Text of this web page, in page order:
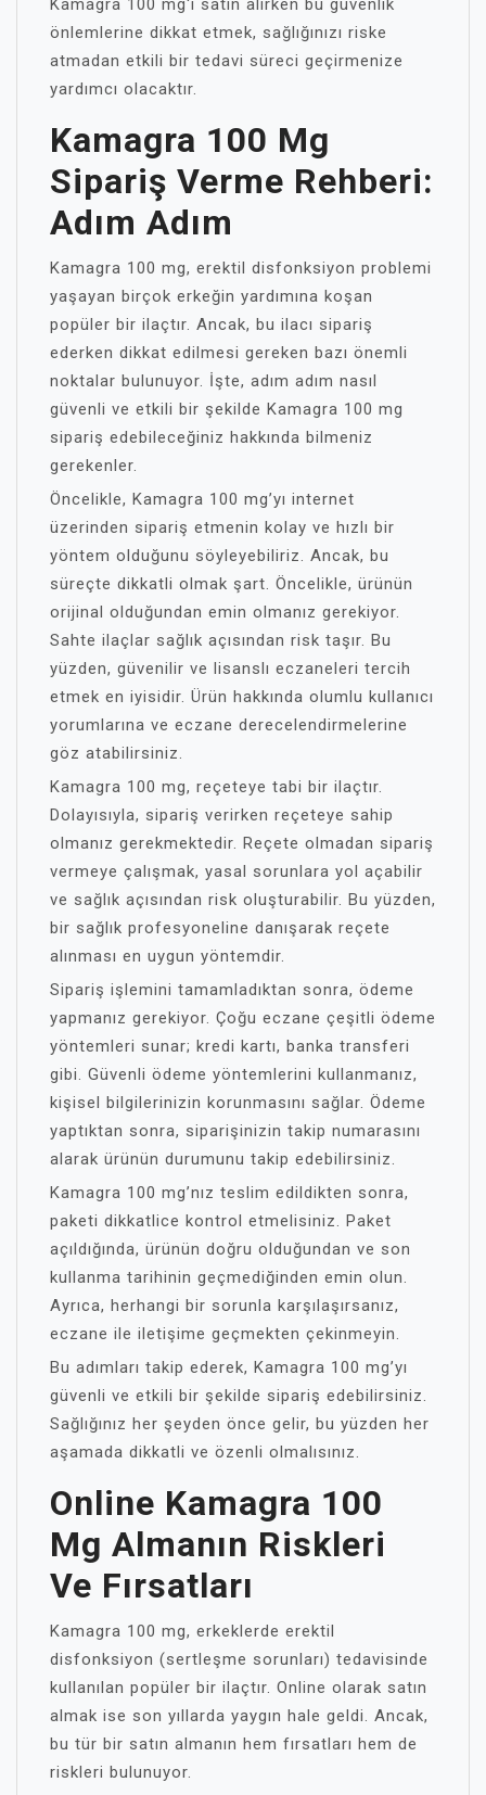
Kamagra 100 mg'ı satın alırken bu güvenlik
önlemlerine dikkat etmek, sağlığınızı riske
atmadan etkili bir tedavi süreci geçirmenize
yardımcı olacaktır.
Kamagra 100 Mg
Sipariş Verme Rehberi:
Adım Adım
Kamagra 100 mg, erektil disfonksiyon problemi
yaşayan birçok erkeğin yardımına koşan
popüler bir ilaçtır. Ancak, bu ilacı sipariş
ederken dikkat edilmesi gereken bazı önemli
noktalar bulunuyor. İşte, adım adım nasıl
güvenli ve etkili bir şekilde Kamagra 100 mg
sipariş edebileceğiniz hakkında bilmeniz
gerekenler.
Öncelikle, Kamagra 100 mg’yı internet
üzerinden sipariş etmenin kolay ve hızlı bir
yöntem olduğunu söyleyebiliriz. Ancak, bu
süreçte dikkatli olmak şart. Öncelikle, ürünün
orijinal olduğundan emin olmanız gerekiyor.
Sahte ilaçlar sağlık açısından risk taşır. Bu
yüzden, güvenilir ve lisanslı eczaneleri tercih
etmek en iyisidir. Ürün hakkında olumlu kullanıcı
yorumlarına ve eczane derecelendirmelerine
göz atabilirsiniz.
Kamagra 100 mg, reçeteye tabi bir ilaçtır.
Dolayısıyla, sipariş verirken reçeteye sahip
olmanız gerekmektedir. Reçete olmadan sipariş
vermeye çalışmak, yasal sorunlara yol açabilir
ve sağlık açısından risk oluşturabilir. Bu yüzden,
bir sağlık profesyoneline danışarak reçete
alınması en uygun yöntemdir.
Sipariş işlemini tamamladıktan sonra, ödeme
yapmanız gerekiyor. Çoğu eczane çeşitli ödeme
yöntemleri sunar; kredi kartı, banka transferi
gibi. Güvenli ödeme yöntemlerini kullanmanız,
kişisel bilgilerinizin korunmasını sağlar. Ödeme
yaptıktan sonra, siparişinizin takip numarasını
alarak ürünün durumunu takip edebilirsiniz.
Kamagra 100 mg’nız teslim edildikten sonra,
paketi dikkatlice kontrol etmelisiniz. Paket
açıldığında, ürünün doğru olduğundan ve son
kullanma tarihinin geçmediğinden emin olun.
Ayrıca, herhangi bir sorunla karşılaşırsanız,
eczane ile iletişime geçmekten çekinmeyin.
Bu adımları takip ederek, Kamagra 100 mg’yı
güvenli ve etkili bir şekilde sipariş edebilirsiniz.
Sağlığınız her şeyden önce gelir, bu yüzden her
aşamada dikkatli ve özenli olmalısınız.
Online Kamagra 100
Mg Almanın Riskleri
Ve Fırsatları
Kamagra 100 mg, erkeklerde erektil
disfonksiyon (sertleşme sorunları) tedavisinde
kullanılan popüler bir ilaçtır. Online olarak satın
almak ise son yıllarda yaygın hale geldi. Ancak,
bu tür bir satın almanın hem fırsatları hem de
riskleri bulunuyor.